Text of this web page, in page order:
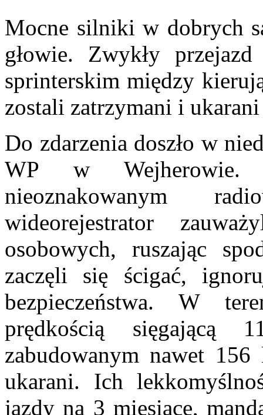
Mocne silniki w dobrych
głowie. Zwykły
sprinterskim między
zostali zatrzymani i
Do zdarzenia doszło w
WP w Wejherowie.
nieoznakowanym
wideorejestrator
osobowych, ruszając
zaczęli się ścigać,
bezpieczeństwa. W
prędkością
zabudowanym nawet
ukarani. Ich
jazdy na 3 miesiące,